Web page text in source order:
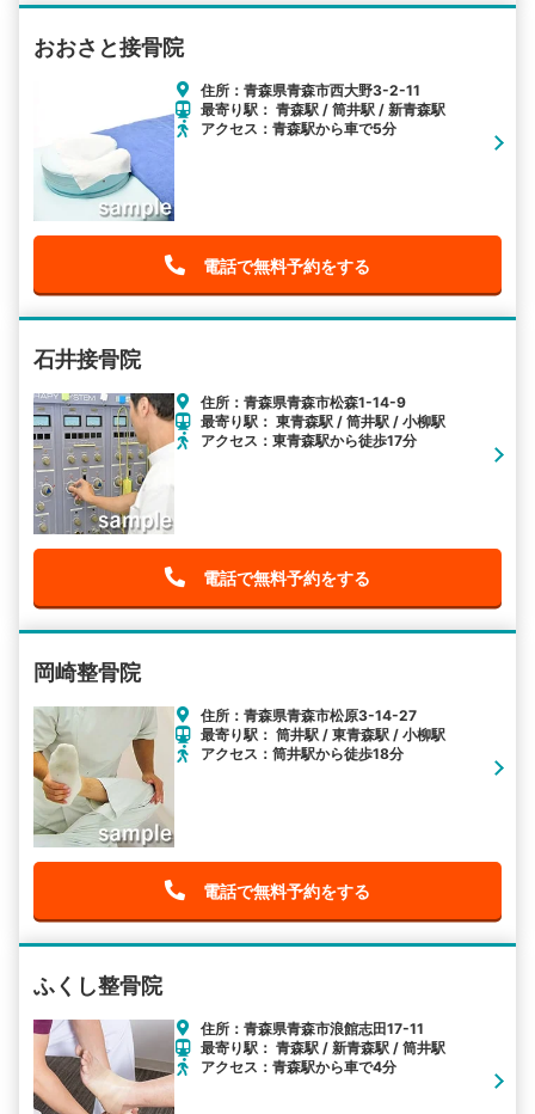
おおさと接骨院
住所：青森県青森市西大野3-2-11
最寄り駅： 青森駅 / 筒井駅 / 新青森駅
アクセス：青森駅から車で5分
電話で無料予約をする
石井接骨院
住所：青森県青森市松森1-14-9
最寄り駅： 東青森駅 / 筒井駅 / 小柳駅
アクセス：東青森駅から徒歩17分
電話で無料予約をする
岡崎整骨院
住所：青森県青森市松原3-14-27
最寄り駅： 筒井駅 / 東青森駅 / 小柳駅
アクセス：筒井駅から徒歩18分
電話で無料予約をする
ふくし整骨院
住所：青森県青森市浪館志田17-11
最寄り駅： 青森駅 / 新青森駅 / 筒井駅
アクセス：青森駅から車で4分